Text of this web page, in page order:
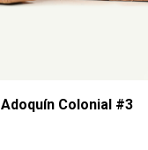
Adoquín Colonial #3